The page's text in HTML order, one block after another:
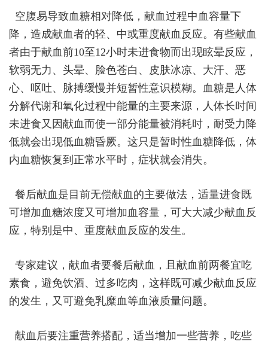
空腹易导致血糖相对降低，献血过程中血容量下
降，造成献血者的轻、中或重度献血反应。有些献血
者由于献血前10至12小时未进食物而出现眩晕反应，
软弱无力、头晕、脸色苍白、皮肤冰凉、大汗、恶
心、呕吐、脉搏缓慢并短暂性意识模糊。血糖是人体
分解代谢和氧化过程中能量的主要来源，人体长时间
未进食又因献血而使一部分能量被消耗时，耐受力降
低就会出现低血糖昏厥。这只是暂时性血糖降低，体
内血糖恢复到正常水平时，症状就会消失。
餐后献血是目前无偿献血的主要做法，适量进食既
可增加血糖浓度又可增加血容量，可大大减少献血反
应，特别是中、重度献血反应的发生。
专家建议，献血者要餐后献血，且献血前两餐宜吃
素食，避免饮酒、过多吃肉，这样既可减少献血反应
的发生，又可避免乳糜血等血液质量问题。
献血后要注重营养搭配，适当增加一些营养，吃些